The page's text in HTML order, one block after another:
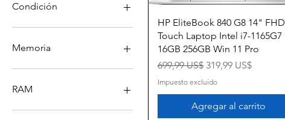
Condición
Grade A
Grade B
Memoria
1TB SSD
256GB SSD
RAM
16GB DDR4
Vista rápida
HP EliteBook 840 G8 14" FHD
Touch Laptop Intel i7-1165G7
16GB 256GB Win 11 Pro
Precio
699,99 US$ Precio de oferta
319,99 US$
Impuesto excluido
Agregar al carrito